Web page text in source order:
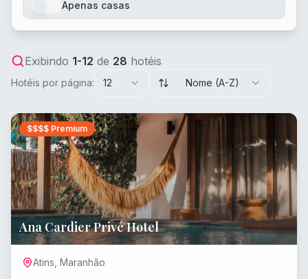
Apenas casas
Exibindo 1-12 de 28 hotéis
Hotéis por página: 12 Nome (A-Z)
$$$$ Premium
Ana Cardier Privé Hotel
Atins Maranhão